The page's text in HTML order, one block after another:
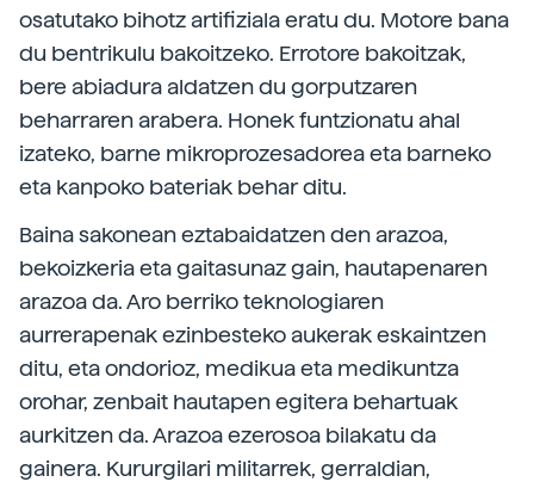
osatutako bihotz artifiziala eratu du. Motore bana
du bentrikulu bakoitzeko. Errotore bakoitzak,
bere abiadura aldatzen du gorputzaren
beharraren arabera. Honek funtzionatu ahal
izateko, barne mikroprozesadorea eta barneko
eta kanpoko bateriak behar ditu.
Baina sakonean eztabaidatzen den arazoa,
bekoizkeria eta gaitasunaz gain, hautapenaren
arazoa da. Aro berriko teknologiaren
aurrerapenak ezinbesteko aukerak eskaintzen
ditu, eta ondorioz, medikua eta medikuntza
orohar, zenbait hautapen egitera behartuak
aurkitzen da. Arazoa ezerosoa bilakatu da
gainera. Kururgilari militarrek, gerraldian,